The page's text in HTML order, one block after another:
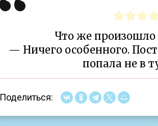
Что же произошло
— Ничего особенного.
попала не в
Поделиться: